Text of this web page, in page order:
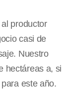
productor
casi de
Nuestro
hectáreas a, si
este año.